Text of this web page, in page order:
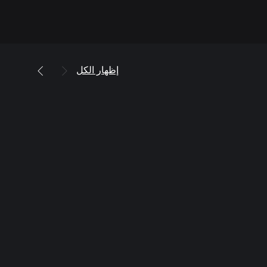
إظهار الكل